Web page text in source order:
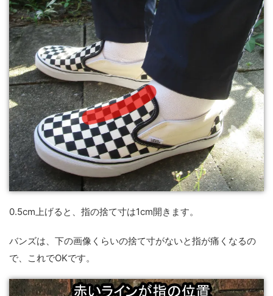
0.5cm上げると、指の捨て寸は1cm開きます。
バンズは、下の画像くらいの捨て寸がないと指が痛くなるの
で、これでOKです。